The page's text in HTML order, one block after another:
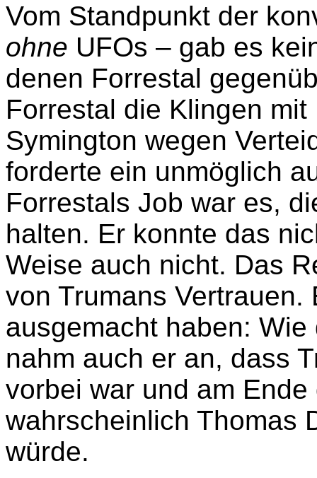
Vom Standpunkt der
ohne UFOs – gab es
denen Forrestal
Forrestal die Klingen
Symington wegen
forderte ein unmöglich
Forrestals Job war es,
halten. Er konnte das
Weise auch nicht. Das
von Trumans
ausgemacht haben:
nahm auch er an, dass
vorbei war und am
wahrscheinlich Thomas
würde.